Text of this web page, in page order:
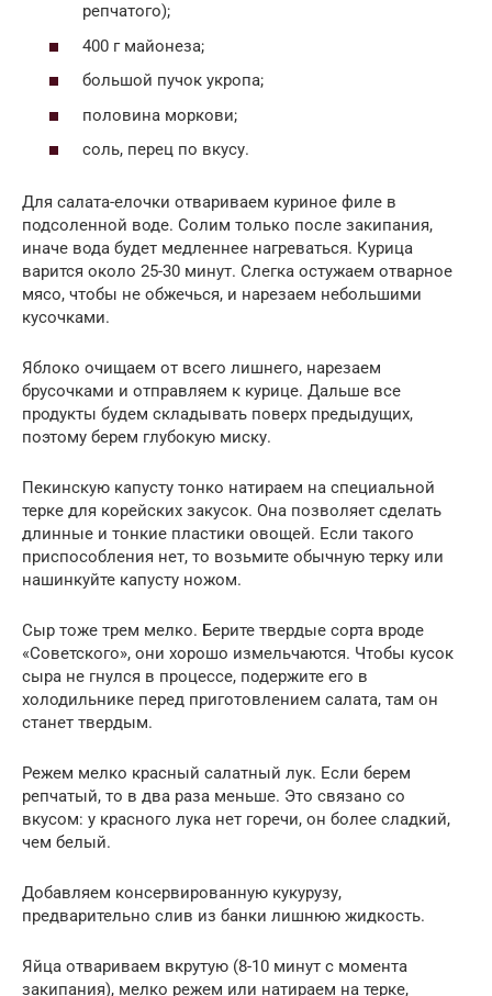
репчатого);
400 г майонеза;
большой пучок укропа;
половина моркови;
соль, перец по вкусу.
Для салата-елочки отвариваем куриное филе в
подсоленной воде. Солим только после закипания,
иначе вода будет медленнее нагреваться. Курица
варится около 25-30 минут. Слегка остужаем отварное
мясо, чтобы не обжечься, и нарезаем небольшими
кусочками.
Яблоко очищаем от всего лишнего, нарезаем
брусочками и отправляем к курице. Дальше все
продукты будем складывать поверх предыдущих,
поэтому берем глубокую миску.
Пекинскую капусту тонко натираем на специальной
терке для корейских закусок. Она позволяет сделать
длинные и тонкие пластики овощей. Если такого
приспособления нет, то возьмите обычную терку или
нашинкуйте капусту ножом.
Сыр тоже трем мелко. Берите твердые сорта вроде
«Советского», они хорошо измельчаются. Чтобы кусок
сыра не гнулся в процессе, подержите его в
холодильнике перед приготовлением салата, там он
станет твердым.
Режем мелко красный салатный лук. Если берем
репчатый, то в два раза меньше. Это связано со
вкусом: у красного лука нет горечи, он более сладкий,
чем белый.
Добавляем консервированную кукурузу,
предварительно слив из банки лишнюю жидкость.
Яйца отвариваем вкрутую (8-10 минут с момента
закипания), мелко режем или натираем на терке,